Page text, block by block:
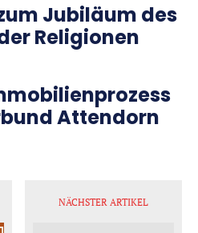
Jubiläum des
Religionen
Attendorn
NÄCHSTER ARTIKEL